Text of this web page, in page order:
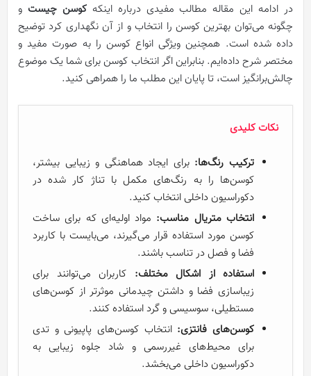
در ادامه این مقاله مطالب مفیدی درباره اینکه کوسن چیست و
چگونه می‌توان بهترین کوسن را انتخاب و از آن نگهداری کرد توضیح
داده شده است. همچنین ویژگی انواع کوسن را به صورت مفید و
مختصر شرح داده‌ایم. بنابراین اگر انتخاب کوسن برای شما یک موضوع
چالش‌برانگیز است، تا پایان این مطلب ما را همراهی کنید.
نکات کلیدی
ترکیب رنگ‌ها: برای ایجاد هماهنگی و زیبایی بیشتر،
کوسن‌ها را به رنگ‌های مکمل با تناژ کار شده در
دکوراسیون داخلی انتخاب کنید.
انتخاب متریال مناسب: مواد اولیه‌ای که برای ساخت
کوسن مورد استفاده قرار می‌گیرند، می‌بایست با کاربرد
فضا و فصل در تناسب باشند.
استفاده از اشکال مختلف: کاربران می‌توانند برای
زیباسازی فضا و داشتن چیدمانی موثرتر از کوسن‌های
مستطیلی، سوسیسی و گرد استفاده کنند.
کوسن‌های فانتزی: انتخاب کوسن‌های پاپیونی و تدی
برای محیط‌های غیررسمی و شاد جلوه زیبایی به
دکوراسیون داخلی می‌بخشد.